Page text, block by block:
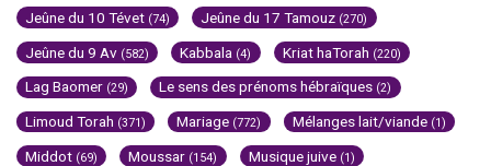
Jeûne du 10 Tévet (74) Jeûne du 17 Tamouz (270)
Jeûne du 9 Av (582) Kabbala (4) Kriat haTorah (220)
Lag Baomer (29) Le sens des prénoms hébraïques (2)
Limoud Torah (371) Mariage (772) Mélanges lait/viande (1)
Middot (69) Moussar (154) Musique juive (1)